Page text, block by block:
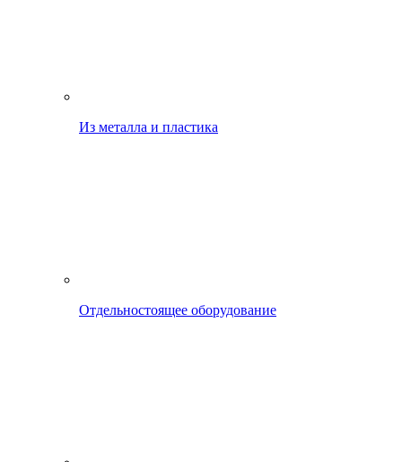
Из металла и пластика
Отдельностоящее оборудование